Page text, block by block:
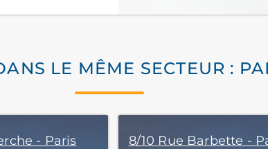
LE MÊME SECTEUR :
- Paris
8/10 Rue Barbette -